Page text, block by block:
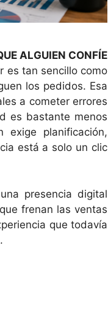
ALGUIEN CONFÍE
es tan sencillo como
los pedidos. Esa
a cometer errores
es bastante menos
exige planificación,
está a solo un clic
presencia digital
frenan las ventas
que todavía